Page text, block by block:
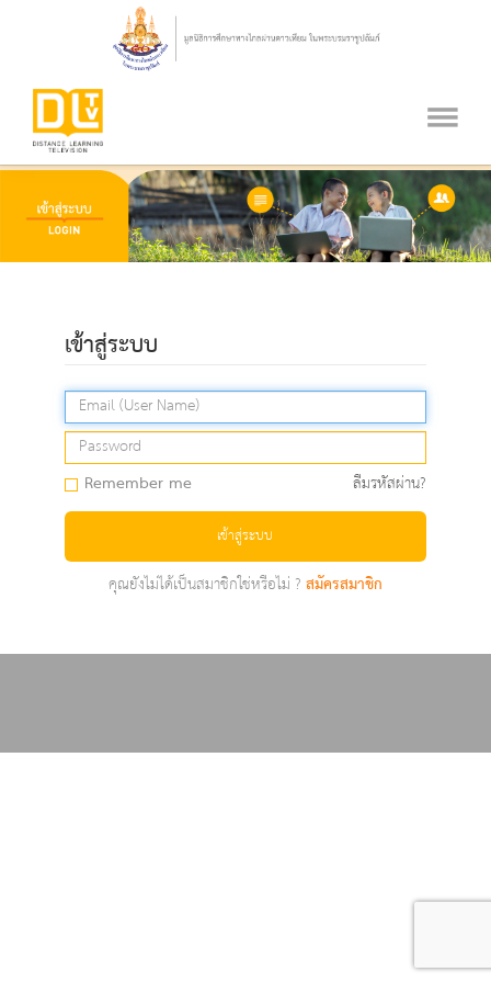
เข้าสู่ระบบ
Remember me ลืมรหัสผ่าน?
เข้าสู่ระบบ
คุณยังไม่ได้เป็นสมาชิกใช่หรือไม่ ?สมัครสมาชิก